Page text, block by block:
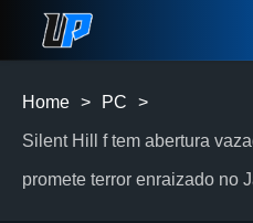
Home > PC >
Silent Hill f tem abertura
promete terror enraizado no